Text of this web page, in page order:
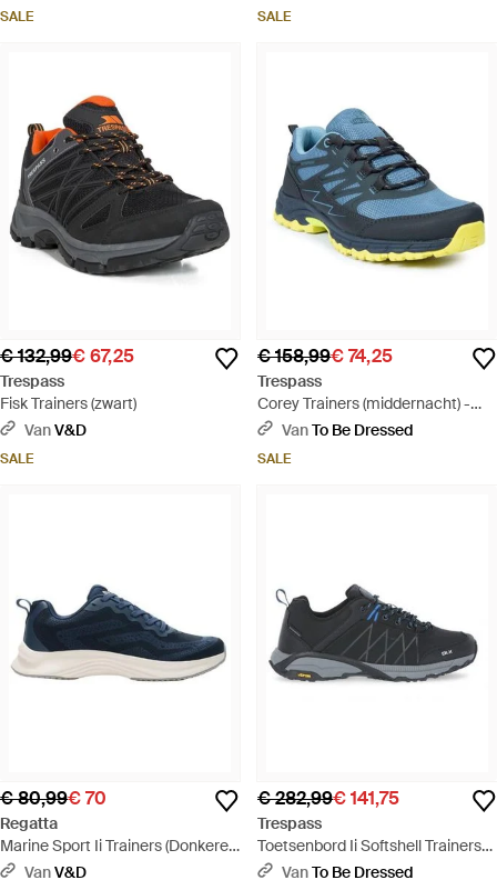
SALE SALE
€ 132,99€ 67,25
Trespass
Fisk Trainers (zwart)
VanV&D
SALE
€ 158,99€ 74,25
Trespass
Corey Trainers (middernacht) -
Blauw
VanTo Be Dressed
SALE
€ 80,99€ 70
Regatta
Marine Sport Ii Trainers (Donkere
Denim) - Blauw
VanV&D
€ 282,99€ 141,75
Trespass
Toetsenbord Ii Softshell Trainers
(zwart) - Blauw
VanTo Be Dressed